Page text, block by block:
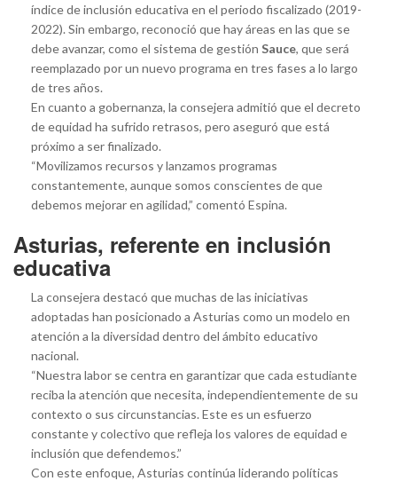
índice de inclusión educativa en el periodo fiscalizado (2019-
2022). Sin embargo, reconoció que hay áreas en las que se
debe avanzar, como el sistema de gestión Sauce, que será
reemplazado por un nuevo programa en tres fases a lo largo
de tres años.
En cuanto a gobernanza, la consejera admitió que el decreto
de equidad ha sufrido retrasos, pero aseguró que está
próximo a ser finalizado.
“Movilizamos recursos y lanzamos programas
constantemente, aunque somos conscientes de que
debemos mejorar en agilidad,” comentó Espina.
Asturias, referente en inclusión
educativa
La consejera destacó que muchas de las iniciativas
adoptadas han posicionado a Asturias como un modelo en
atención a la diversidad dentro del ámbito educativo
nacional.
“Nuestra labor se centra en garantizar que cada estudiante
reciba la atención que necesita, independientemente de su
contexto o sus circunstancias. Este es un esfuerzo
constante y colectivo que refleja los valores de equidad e
inclusión que defendemos.”
Con este enfoque, Asturias continúa liderando políticas